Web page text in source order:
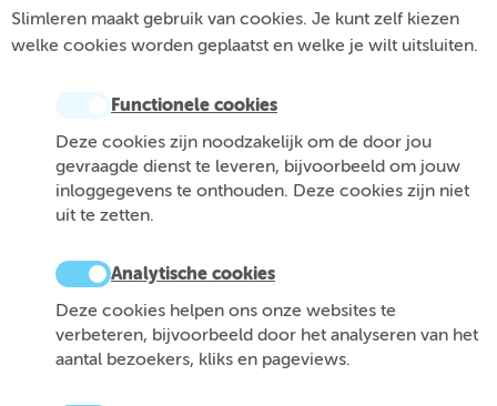
Slimleren maakt gebruik van cookies. Je kunt zelf kiezen
welke cookies worden geplaatst en welke je wilt uitsluiten.
Functionele cookies
Deze cookies zijn noodzakelijk om de door jou
gevraagde dienst te leveren, bijvoorbeeld om jouw
inloggegevens te onthouden. Deze cookies zijn niet
uit te zetten.
Analytische cookies
Deze cookies helpen ons onze websites te
verbeteren, bijvoorbeeld door het analyseren van het
aantal bezoekers, kliks en pageviews.